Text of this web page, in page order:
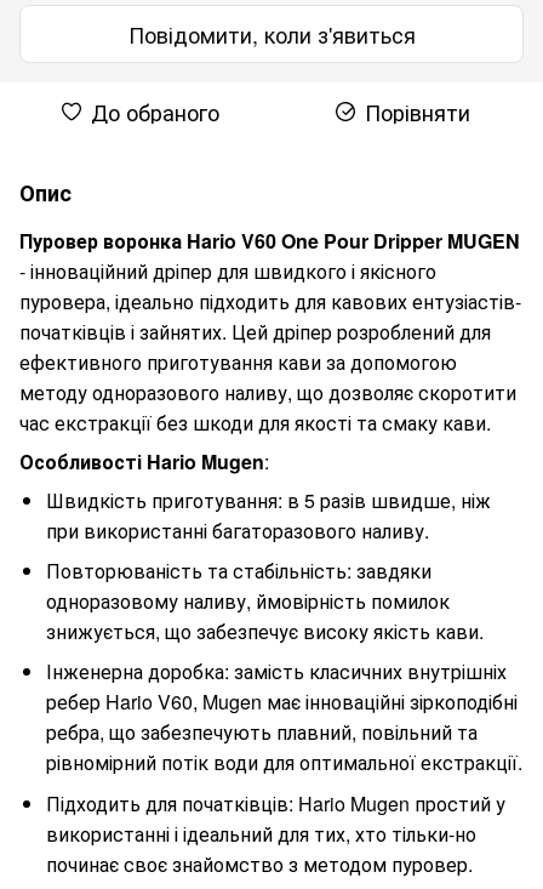
Повідомити, коли з'явиться
До обраного Порівняти
Опис
Пуровер воронка Hario V60 One Pour Dripper MUGEN
- інноваційний дріпер для швидкого і якісного
пуровера, ідеально підходить для кавових ентузіастів-
початківців і зайнятих. Цей дріпер розроблений для
ефективного приготування кави за допомогою
методу одноразового наливу, що дозволяє скоротити
час екстракції без шкоди для якості та смаку кави.
Особливості Hario Mugen:
Швидкість приготування: в 5 разів швидше, ніж
при використанні багаторазового наливу.
Повторюваність та стабільність: завдяки
одноразовому наливу, ймовірність помилок
знижується, що забезпечує високу якість кави.
Інженерна доробка: замість класичних внутрішніх
ребер Hario V60, Mugen має інноваційні зіркоподібні
ребра, що забезпечують плавний, повільний та
рівномірний потік води для оптимальної екстракції.
Підходить для початківців: Hario Mugen простий у
використанні і ідеальний для тих, хто тільки-но
починає своє знайомство з методом пуровер.